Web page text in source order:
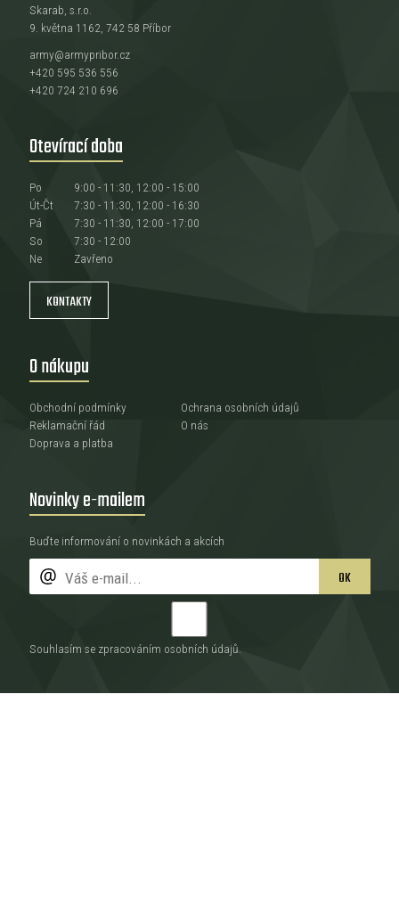
Skarab, s.r.o.
9. května 1162, 742 58 Příbor
army@armypribor.cz
+420 595 536 556
+420 724 210 696
Otevírací doba
Po
9:00 - 11:30, 12:00 - 15:00
Út-Čt
7:30 - 11:30, 12:00 - 16:30
Pá
7:30 - 11:30, 12:00 - 17:00
So
7:30 - 12:00
Ne
Zavřeno
KONTAKTY
O nákupu
Obchodní podmínky
Reklamační řád
Doprava a platba
Ochrana osobních údajů
O nás
Novinky e-mailem
Buďte informování o novinkách a akcích
OK
Souhlasím se zpracováním osobních údajů